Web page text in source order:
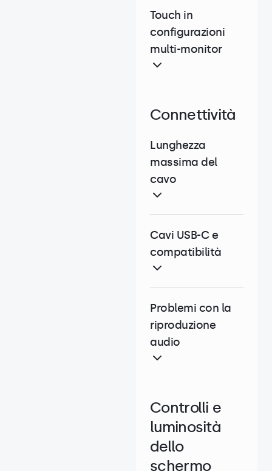
Touch in
configurazioni
multi-monitor
Connettività
Lunghezza
massima del
cavo
Cavi USB-C e
compatibilità
Problemi con la
riproduzione
audio
Controlli e
luminosità
dello
schermo